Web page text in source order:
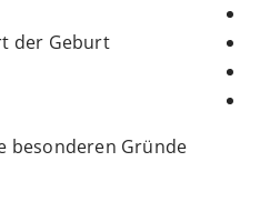
der Geburt
besonderen Gründe